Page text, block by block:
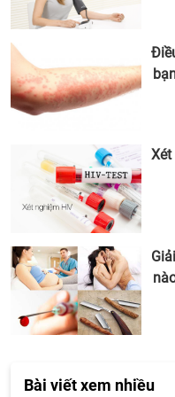
Bài viết xem nhiều